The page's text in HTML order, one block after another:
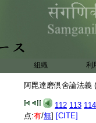
組織 利
阿毘達磨倶舍論法義
112 113 114
点:有/無] [CITE]
之。更成
立同
一果法
。又第
此論 一云法未レ 足
因相太少。謂諸心
一向無
論曰
爲倶
倶有因義一 釋二初句一
倶有因。答。心與
心爲 二倶有因一
。
倶有因
相反略之